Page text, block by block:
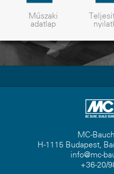
Műszaki
adatlap
MC-
H-1115 Budapest,
info@mc-
+36-20/